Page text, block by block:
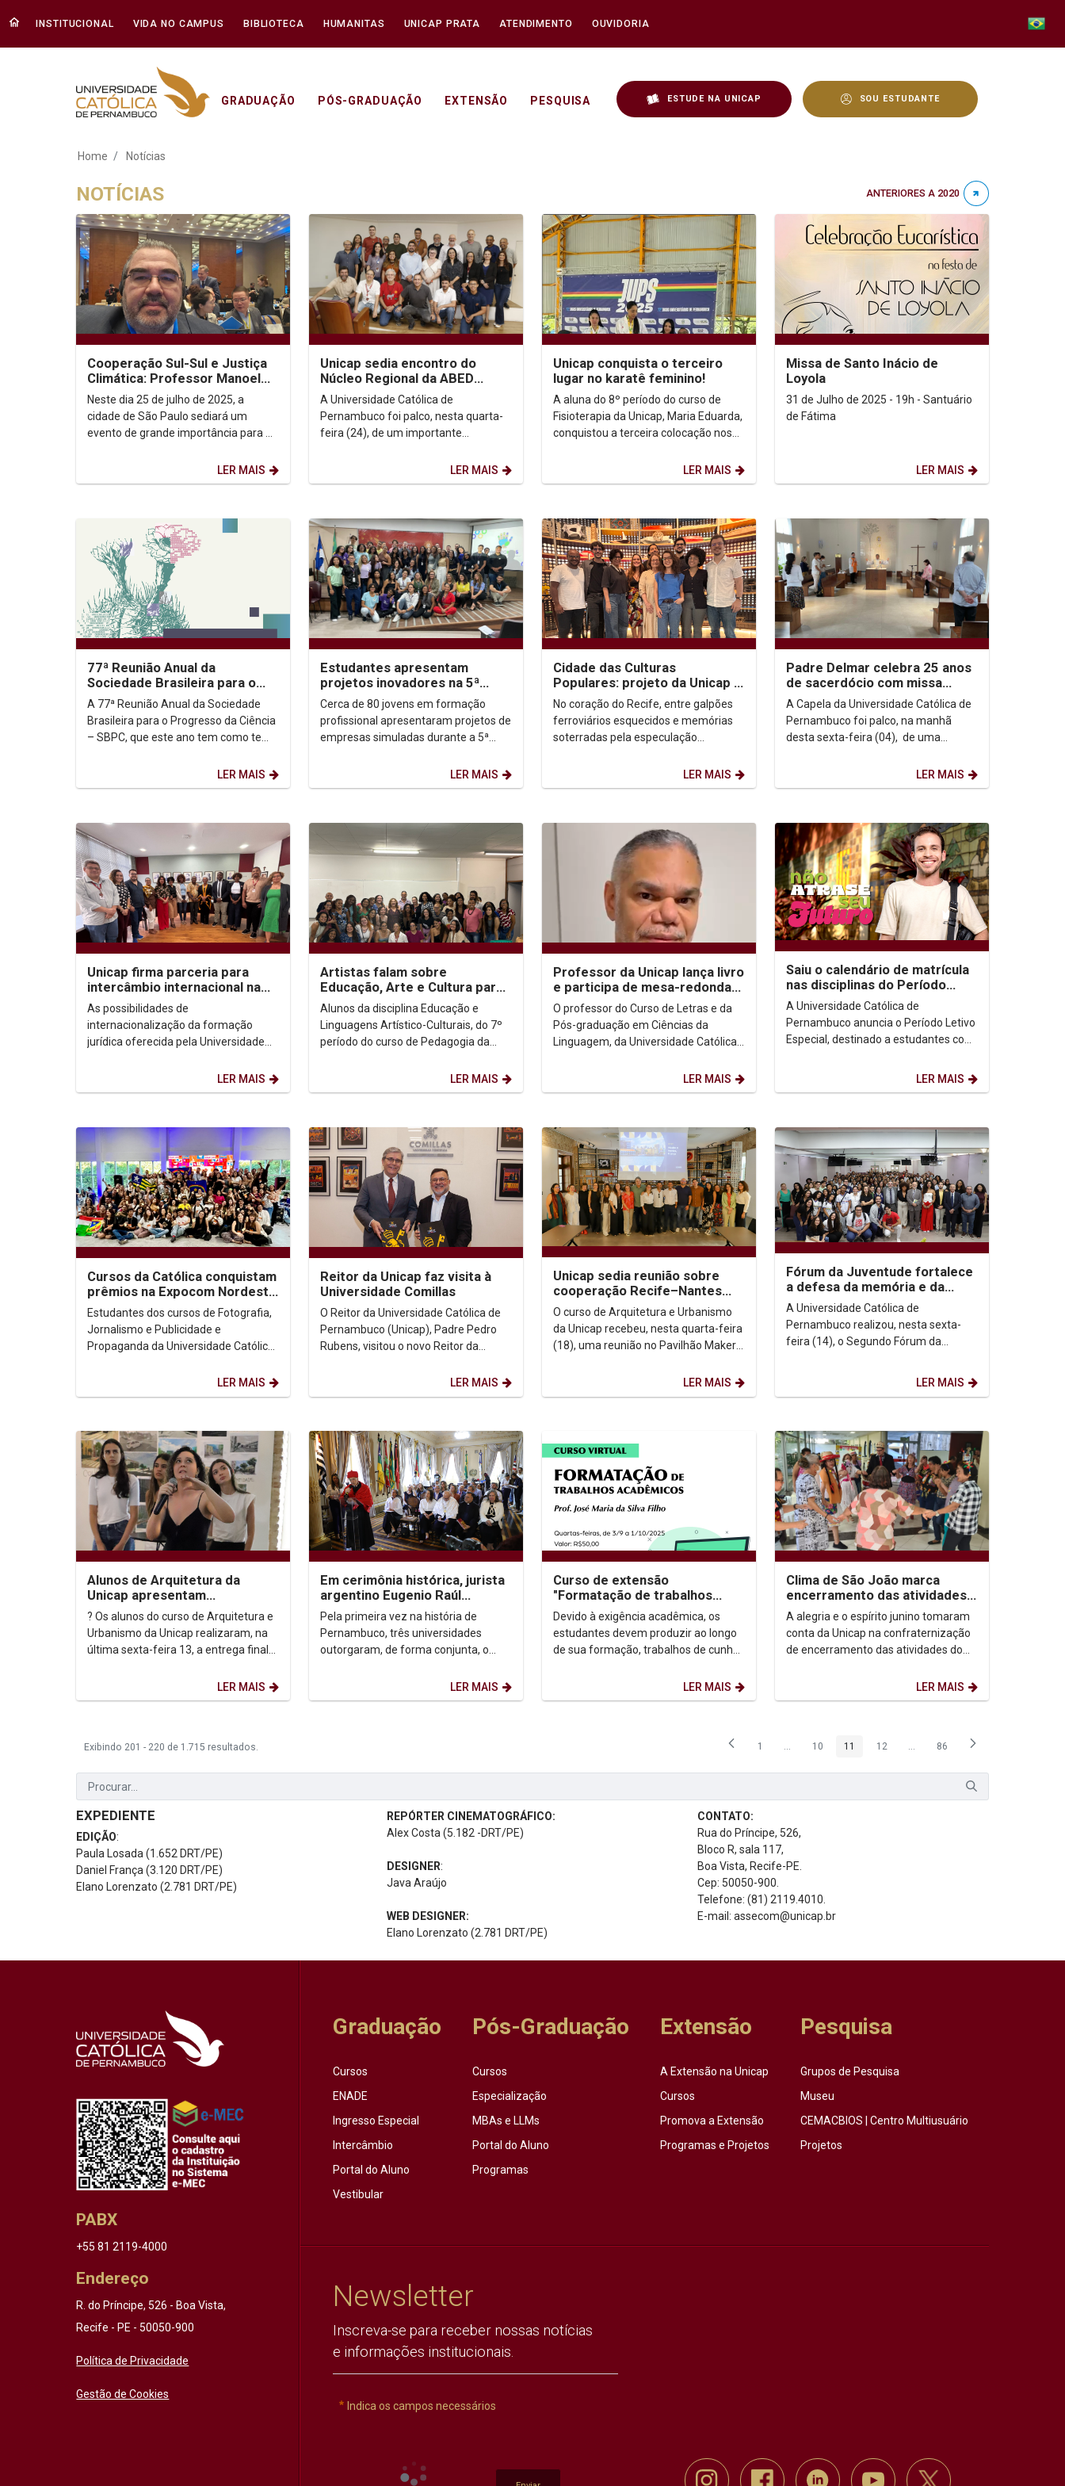
INSTITUCIONAL VIDA NO CAMPUS BIBLIOTECA HUMANITAS UNICAP PRATA ATENDIMENTO OUVIDORIA
GRADUAÇÃO PÓS-GRADUAÇÃO EXTENSÃO PESQUISA ESTUDE NA UNICAP SOU ESTUDANTE
Notícias - Unicap
Home Notícias
NOTÍCIAS ANTERIORES A 2020
Cooperação Sul-Sul e Justiça
Climática: Professor Manoel
Moraes representa a UNICAP
em sua 2ª...
Neste dia 25 de julho de 2025, a
cidade de São Paulo sediará um
evento de grande importância para o
LER MAIS
Unicap sedia encontro do
Núcleo Regional da ABED
Recife e promove debate
sobre os rumos da EAD no...
A Universidade Católica de
Pernambuco foi palco, nesta quarta-
feira (24), de um importante
sobre os caminhos da Educação a...
LER MAIS
Unicap conquista o terceiro
lugar no karatê feminino!
A aluna do 8º período do curso de
Fisioterapia da Unicap, Maria Eduarda,
conquistou a terceira colocação nos
LER MAIS
Missa de Santo Inácio de
Loyola
31 de Julho de 2025 - 19h - Santuário
de Fátima
LER MAIS
77ª Reunião Anual da
Sociedade Brasileira para o
Progresso da Ciência – SBPC
A 77ª Reunião Anual da Sociedade
Brasileira para o Progresso da Ciência
– SBPC, que este ano tem como tema
LER MAIS
Estudantes apresentam
projetos inovadores na 5ª
edição da Criatech, sediada na
Unicap
Cerca de 80 jovens em formação
profissional apresentaram projetos de
empresas simuladas durante a 5ª
LER MAIS
Cidade das Culturas
Populares: projeto da Unicap e
comunidade propõe
ressignificação urbana e...
No coração do Recife, entre galpões
ferroviários esquecidos e memórias
soterradas pela especulação
LER MAIS
Padre Delmar celebra 25 anos
de sacerdócio com missa
especial na Capela da Unicap
A Capela da Universidade Católica de
Pernambuco foi palco, na manhã
desta sexta-feira (04), de uma
LER MAIS
Unicap firma parceria para
intercâmbio internacional na
área jurídica
As possibilidades de
internacionalização da formação
jurídica oferecida pela Universidade
uma parceria com a Ordem dos...
LER MAIS
Artistas falam sobre
Educação, Arte e Cultura para
alunos de Pedagogia da Unicap
Alunos da disciplina Educação e
Linguagens Artístico-Culturais, do 7º
período do curso de Pedagogia da
LER MAIS
Professor da Unicap lança livro
e participa de mesa-redonda
em Santiago do Chile
O professor do Curso de Letras e da
Pós-graduação em Ciências da
Linguagem, da Universidade Católica
LER MAIS
Saiu o calendário de matrícula
nas disciplinas do Período
Letivo Especial
A Universidade Católica de
Pernambuco anuncia o Período Letivo
Especial, destinado a estudantes com
LER MAIS
Cursos da Católica conquistam
prêmios na Expocom Nordeste
2025
Estudantes dos cursos de Fotografia,
Jornalismo e Publicidade e
Propaganda da Universidade Católica
Expocom Nordeste 2025,...LER MAIS
Reitor da Unicap faz visita à
Universidade Comillas
O Reitor da Universidade Católica de
Pernambuco (Unicap), Padre Pedro
Rubens, visitou o novo Reitor da
LER MAIS
Unicap sedia reunião sobre
cooperação Recife–Nantes
com presença de secretários
do Recife
O curso de Arquitetura e Urbanismo
da Unicap recebeu, nesta quarta-feira
(18), uma reunião no Pavilhão Maker
LER MAIS
Fórum da Juventude fortalece
a defesa da memória e da
democracia
A Universidade Católica de
Pernambuco realizou, nesta sexta-
feira (14), o Segundo Fórum da
de Memória. O evento é uma ação
LER MAIS
Alunos de Arquitetura da
Unicap apresentam
Diagnóstico urbano para o
bairro do Recife
? Os alunos do curso de Arquitetura e
Urbanismo da Unicap realizaram, na
última sexta-feira 13, a entrega final
LER MAIS
Em cerimônia histórica, jurista
argentino Eugenio Raúl
Zaffaroni recebe título de
Doutor Honoris...
Pela primeira vez na história de
Pernambuco, três universidades
outorgaram, de forma conjunta, o
homenageado foi o jurista...LER MAIS
Curso de extensão
"Formatação de trabalhos
acadêmicos"
Devido à exigência acadêmica, os
estudantes devem produzir ao longo
de sua formação, trabalhos de cunho
LER MAIS
Clima de São João marca
encerramento das atividades
do Unicap Prata no 1º
semestre
A alegria e o espírito junino tomaram
conta da Unicap na confraternização
de encerramento das atividades do
LER MAIS
Exibindo 201 - 220 de 1.715 resultados. Página
1 ...Páginas intermediárias Usar ABA para navegar.
Página
10 Página
11 Página
12 ...Páginas intermediárias Usar ABA
Página
86
EXPEDIENTE
EDIÇÃO:
Paula Losada (1.652 DRT/PE)
Daniel França (3.120 DRT/PE)
Elano Lorenzato (2.781 DRT/PE)
REPÓRTER CINEMATOGRÁFICO:
Alex Costa (5.182 -DRT/PE)
DESIGNER:
Java Araújo
WEB DESIGNER:
Elano Lorenzato (2.781 DRT/PE)
CONTATO:
Rua do Príncipe, 526,
Bloco R, sala 117,
Boa Vista, Recife-PE.
Cep: 50050-900.
Telefone: (81) 2119.4010.
E-mail: assecom@unicap.br
PABX
+55 81 2119-4000
Endereço
R. do Príncipe, 526 - Boa Vista,
Recife - PE - 50050-900
Política de Privacidade
Gestão de Cookies
Graduação
Cursos
ENADE
Ingresso Especial
Intercâmbio
Portal do Aluno
Vestibular
Pós-Graduação
Cursos
Especialização
MBAs e LLMs
Portal do Aluno
Programas
Extensão
A Extensão na Unicap
Cursos
Promova a Extensão
Programas e Projetos
Pesquisa
Grupos de Pesquisa
Museu
CEMACBIOS | Centro Multiusuário
Projetos
Newsletter
Inscreva-se para receber nossas notícias
e informações institucionais.
Indica os campos necessários